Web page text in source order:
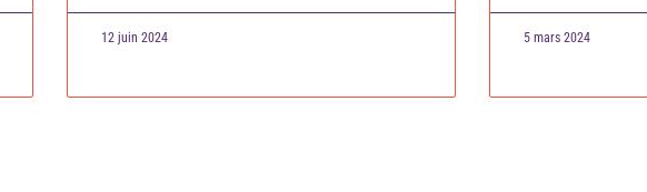
12 juin 2024 5 mars 2024